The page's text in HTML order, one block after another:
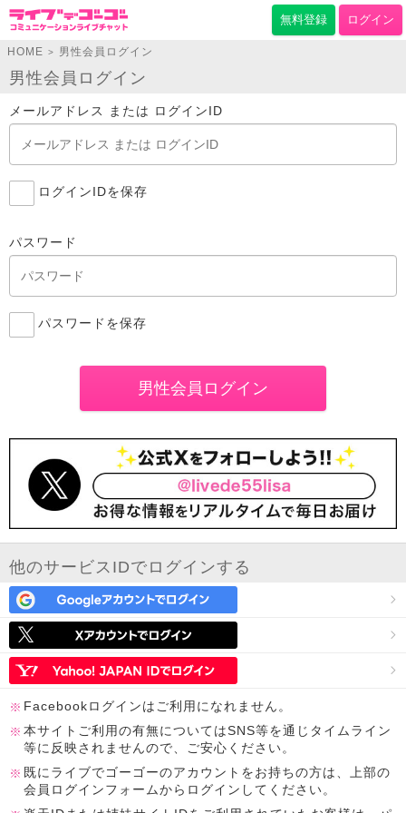
無料登録 ログイン
HOME > 男性会員ログイン
男性会員ログイン
メールアドレス または ログインID
ログインIDを保存
パスワード
パスワードを保存
他のサービスIDでログインする
Facebookログインはご利用になれません。
本サイトご利用の有無についてはSNS等を通じタイムライン
等に反映されませんので、ご安心ください。
既にライブでゴーゴーのアカウントをお持ちの方は、上部の
会員ログインフォームからログインしてください。